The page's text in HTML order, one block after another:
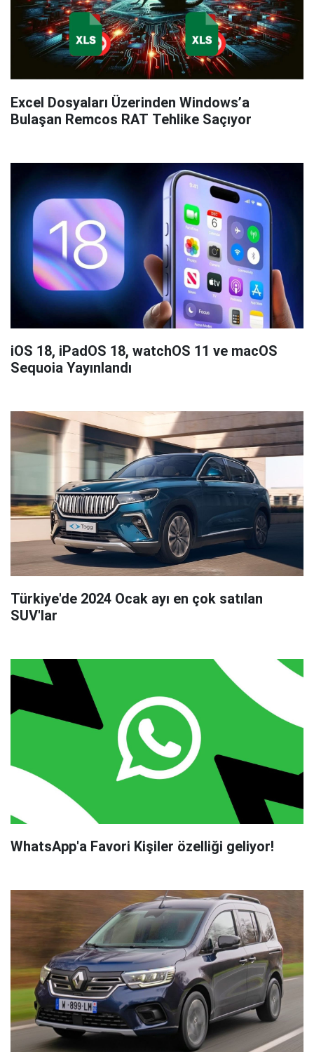
Excel Dosyaları Üzerinden Windows’a
Bulaşan Remcos RAT Tehlike Saçıyor
iOS 18, iPadOS 18, watchOS 11 ve macOS
Sequoia Yayınlandı
Türkiye'de 2024 Ocak ayı en çok satılan
SUV'lar
WhatsApp'a Favori Kişiler özelliği geliyor!